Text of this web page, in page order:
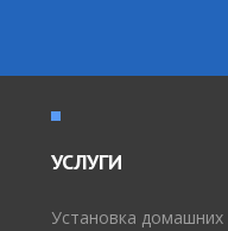
УСЛУГИ
Установка домашних